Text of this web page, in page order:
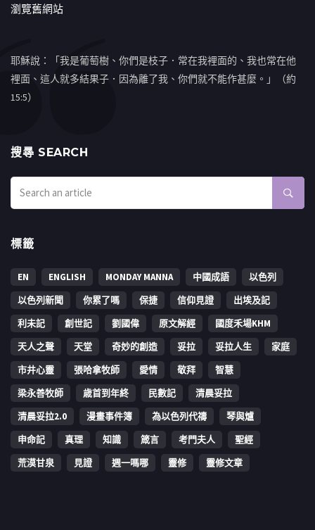
瀏覽舊網站
耶穌說：「我是葡萄樹、你們是枝子．常在我裡面的、我也常在他
裡面、這人就多結果子．因為離了我、你們就不能作甚麼。」（約
15:5）
搜㝷 SEARCH
標籤
EN ENGLISH MONDAY MANNA 中國成語
以色列
以色列新聞
你累了嗎 保捷 信仰見證
出埃及記
利未記
創世記 劉國偉 原文解經
國度禾場KHM
天人之聲
天堂 奇妙的創造 妥拉 妥拉人生
家庭
市井心靈
張哈拿牧師 愛情 敬拜
智慧
梁永善牧師
歳首到年終 民數記
清晨妥拉
清晨妥拉2.0
漫畫事件簿 為以色列代禱
琴與爐
申命記
真理 知識 箴言 考門夫人
聖經
荒漠甘泉
見證 週一嗎哪 靈修 靈修文章